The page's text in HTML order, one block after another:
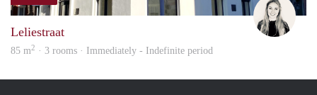
Leliestraat
85 m2 · 3 rooms · Immediately - Indefinite period